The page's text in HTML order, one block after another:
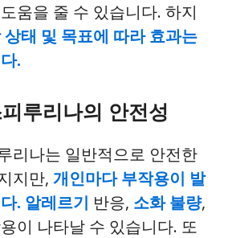
움을 줄 수 있습니다. 하지
태 및 목표에 따라 효과는
.
루리나의 안전성
리나는 일반적으로 안전한
지만, 개인마다 부작용이 발
. 알레르기 반응, 소화 불량,
이 나타날 수 있습니다. 또